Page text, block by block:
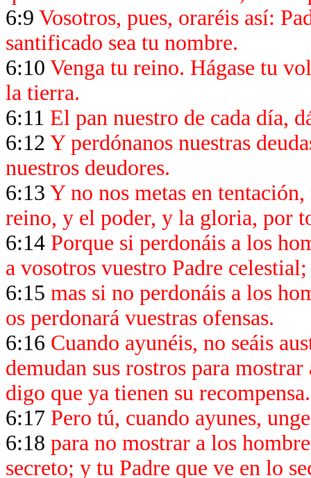
6:9 Vosotros, pues, oraréis así:
santificado sea tu nombre.
6:10 Venga tu reino. Hágase tu
la tierra.
6:11 El pan nuestro de cada día,
6:12 Y perdónanos nuestras
nuestros deudores.
6:13 Y no nos metas en
reino, y el poder, y la gloria, por
6:14 Porque si perdonáis a los
a vosotros vuestro Padre celestial;
6:15 mas si no perdonáis a los
os perdonará vuestras ofensas.
6:16 Cuando ayunéis, no seáis
demudan sus rostros para
digo que ya tienen su recompensa.
6:17 Pero tú, cuando ayunes,
6:18 para no mostrar a los
secreto; y tu Padre que ve en lo